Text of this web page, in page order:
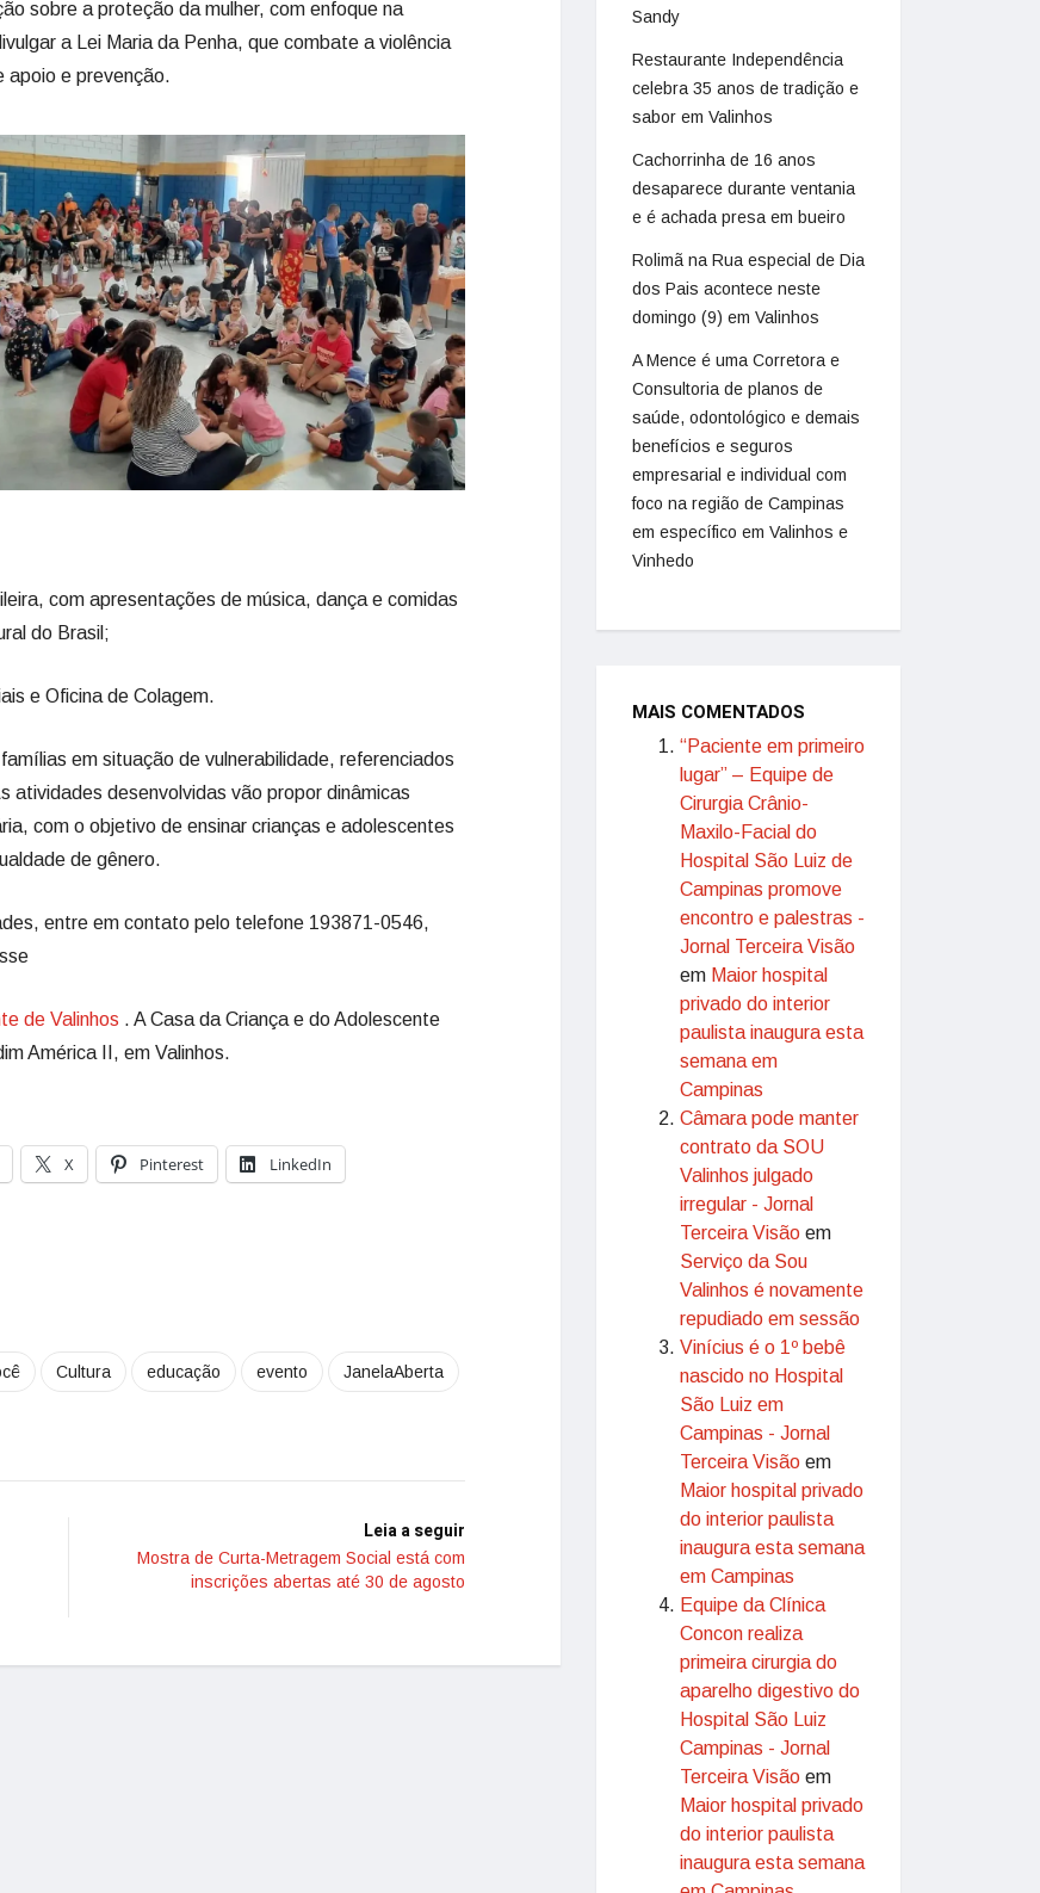
sobre a proteção da mulher, com enfoque na
a Lei Maria da Penha, que combate a violência
apoio e prevenção.
com apresentações de música, dança e comidas
do Brasil;
e Oficina de Colagem.
em situação de vulnerabilidade, referenciados
atividades desenvolvidas vão propor dinâmicas
com o objetivo de ensinar crianças e adolescentes
de gênero.
entre em contato pelo telefone 193871-0546,
de Valinhos . A Casa da Criança e do Adolescente
América II, em Valinhos.
X Pinterest LinkedIn
Cultura educação evento JanelaAberta
Leia a seguir
Mostra de Curta-Metragem Social está com
inscrições abertas até 30 de agosto
Sandy
Restaurante Independência
celebra 35 anos de tradição e
sabor em Valinhos
Cachorrinha de 16 anos
desaparece durante ventania
e é achada presa em bueiro
Rolimã na Rua especial de Dia
dos Pais acontece neste
domingo (9) em Valinhos
A Mence é uma Corretora e
Consultoria de planos de
saúde, odontológico e demais
benefícios e seguros
empresarial e individual com
foco na região de Campinas
em específico em Valinhos e
Vinhedo
MAIS COMENTADOS
“Paciente em primeiro
lugar” – Equipe de
Cirurgia Crânio-
Maxilo-Facial do
Hospital São Luiz de
Campinas promove
encontro e palestras -
Jornal Terceira Visão
em Maior hospital
privado do interior
paulista inaugura esta
semana em
Campinas
Câmara pode manter
contrato da SOU
Valinhos julgado
irregular - Jornal
Terceira Visão em
Serviço da Sou
Valinhos é novamente
repudiado em sessão
Vinícius é o 1º bebê
nascido no Hospital
São Luiz em
Campinas - Jornal
Terceira Visão em
Maior hospital privado
do interior paulista
inaugura esta semana
em Campinas
Equipe da Clínica
Concon realiza
primeira cirurgia do
aparelho digestivo do
Hospital São Luiz
Campinas - Jornal
Terceira Visão em
Maior hospital privado
do interior paulista
inaugura esta semana